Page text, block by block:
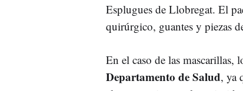
Esplugues de Llobregat. El
quirúrgico, guantes y piezas
En el caso de las mascarillas,
Departamento de Salud, ya